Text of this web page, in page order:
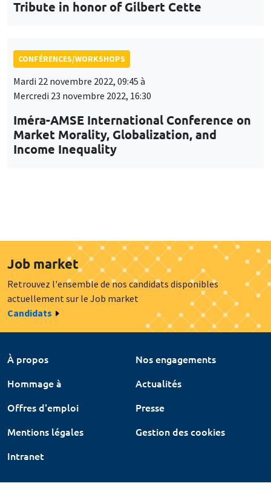
Tribute in honor of Gilbert Cette
CONFÉRENCES/WORKSHOPS
Mardi 22 novembre 2022, 09:45 à
Mercredi 23 novembre 2022, 16:30
Iméra-AMSE International Conference on
Market Morality, Globalization, and
Income Inequality
Job market
Retrouvez l'ensemble de nos candidats disponibles
actuellement sur le Job market
Candidats
À propos
Nos engagements
Hommage à
Actualités
Offres d'emploi
Presse
Mentions légales
Gestion des cookies
Intranet